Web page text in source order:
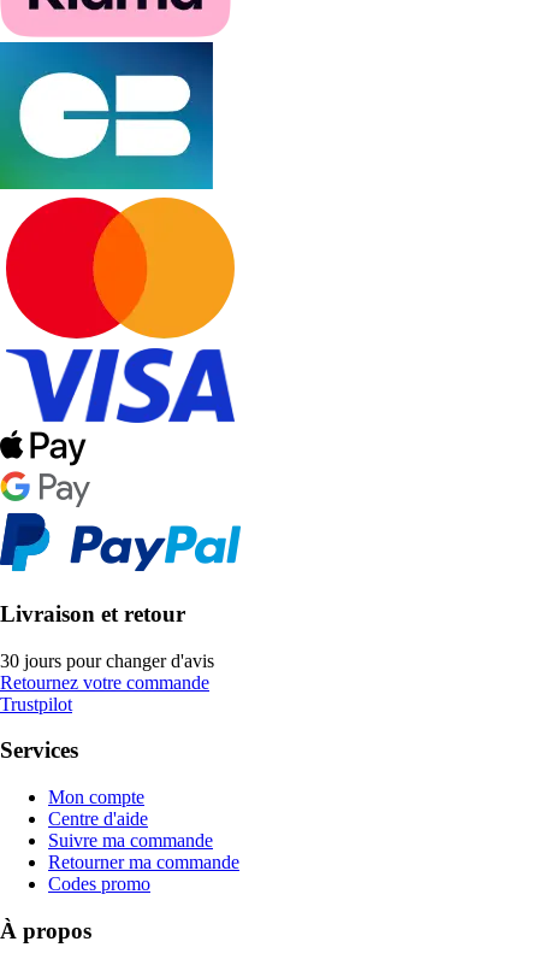
Livraison et retour
30 jours pour changer d'avis
Retournez votre commande
Trustpilot
Services
Mon compte
Centre d'aide
Suivre ma commande
Retourner ma commande
Codes promo
À propos